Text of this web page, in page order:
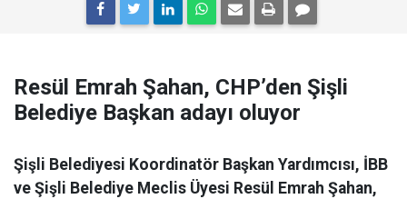
Resül Emrah Şahan, CHP’den Şişli
Belediye Başkan adayı oluyor
Şişli Belediyesi Koordinatör Başkan Yardımcısı, İBB
ve Şişli Belediye Meclis Üyesi Resül Emrah Şahan,